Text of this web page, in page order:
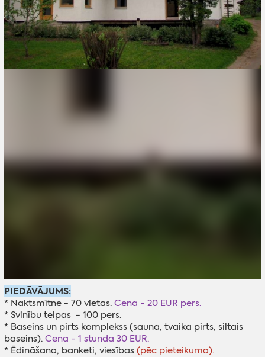
PIEDĀVĀJUMS:
* Naktsmītne - 70 vietas. Cena - 20 EUR pers.
* Svinību telpas - 100 pers.
* Baseins un pirts komplekss (sauna, tvaika pirts, siltais
baseins). Cena - 1 stunda 30 EUR.
* Ēdināšana, banketi, viesības (pēc pieteikuma).